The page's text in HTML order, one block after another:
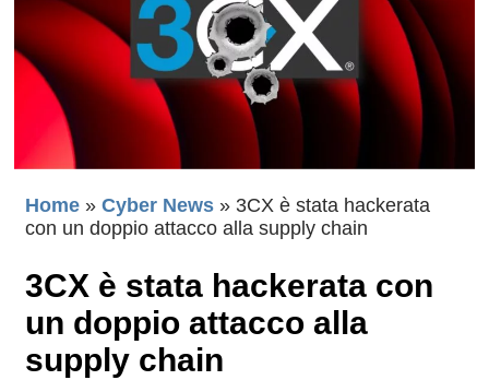
Home » Cyber News » 3CX è stata hackerata
con un doppio attacco alla supply chain
3CX è stata hackerata con
un doppio attacco alla
supply chain